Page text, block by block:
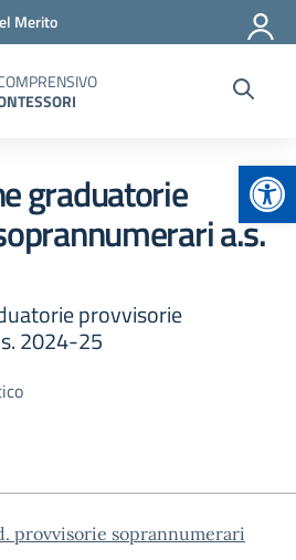
Merito
graduatorie
a.s.
provvisorie
2024-25
provvisorie soprannumerari